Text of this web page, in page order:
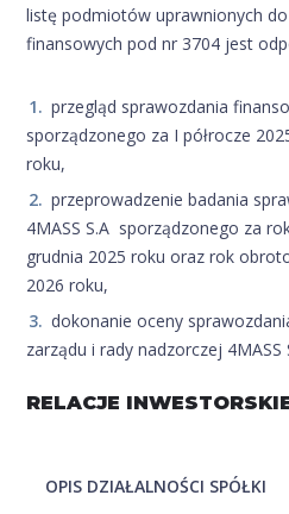
listę podmiotów uprawnionych
finansowych pod nr 3704 jest
przegląd sprawozdania
sporządzonego za I półrocze
roku,
przeprowadzenie badania
4MASS S.A sporządzonego za
grudnia 2025 roku oraz rok
2026 roku,
dokonanie oceny
zarządu i rady nadzorczej 4MASS
RELACJE
OPIS DZIAŁALNOŚCI SPÓŁKI